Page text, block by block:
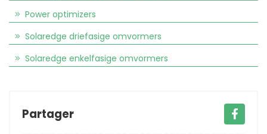
Power optimizers
Solaredge driefasige omvormers
Solaredge enkelfasige omvormers
Partager